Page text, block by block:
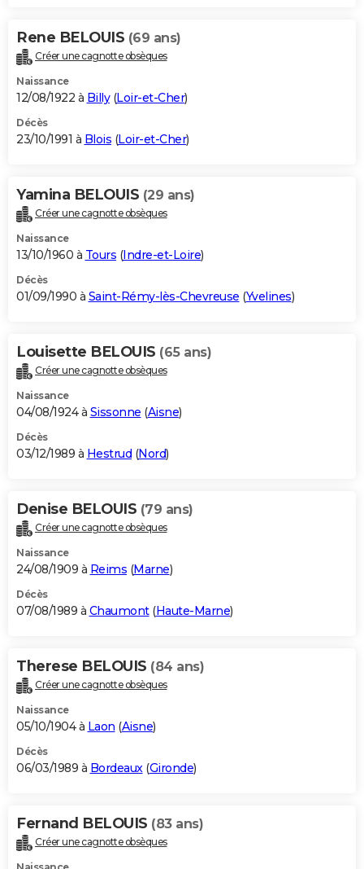
Rene BELOUIS (69 ans)
Créer une cagnotte obsèques
Naissance
12/08/1922 à Billy(Loir-et-Cher)
Décès
23/10/1991 à Blois (Loir-et-Cher)
Yamina BELOUIS (29 ans)
Créer une cagnotte obsèques
Naissance
13/10/1960 à Tours (Indre-et-Loire)
Décès
01/09/1990 à Saint-Rémy-lès-Chevreuse (Yvelines)
Louisette BELOUIS (65 ans)
Créer une cagnotte obsèques
Naissance
04/08/1924 à Sissonne (Aisne)
Décès
03/12/1989 à Hestrud (Nord)
Denise BELOUIS (79 ans)
Créer une cagnotte obsèques
Naissance
24/08/1909 à Reims (Marne)
Décès
07/08/1989 à Chaumont(Haute-Marne)
Therese BELOUIS (84 ans)
Créer une cagnotte obsèques
Naissance
05/10/1904 à Laon (Aisne)
Décès
06/03/1989 à Bordeaux(Gironde)
Fernand BELOUIS (83 ans)
Créer une cagnotte obsèques